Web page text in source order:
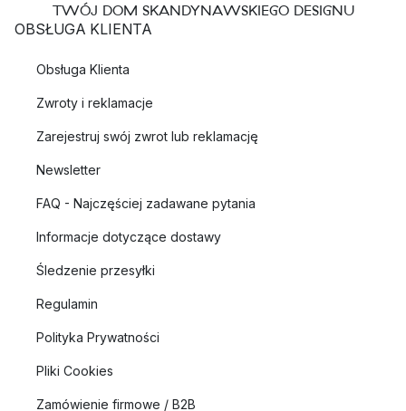
TWÓJ DOM SKANDYNAWSKIEGO DESIGNU
OBSŁUGA KLIENTA
Obsługa Klienta
Zwroty i reklamacje
Zarejestruj swój zwrot lub reklamację
Newsletter
FAQ - Najczęściej zadawane pytania
Informacje dotyczące dostawy
Śledzenie przesyłki
Regulamin
Polityka Prywatności
Pliki Cookies
Zamówienie firmowe / B2B